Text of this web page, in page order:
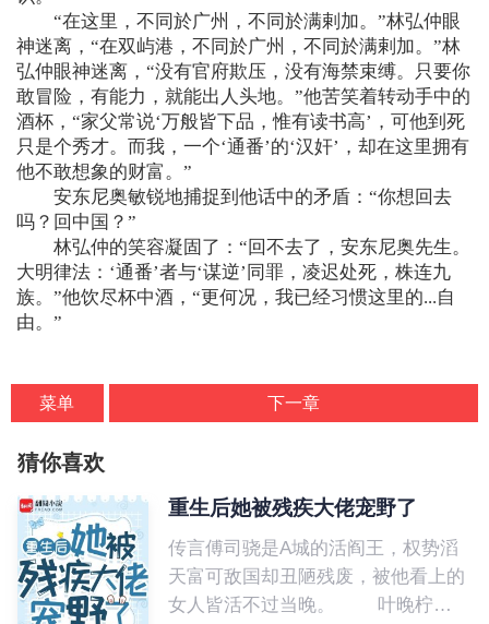
“在这里，不同於广州，不同於满剌加。”林弘仲眼
神迷离，“在双屿港，不同於广州，不同於满剌加。”林
弘仲眼神迷离，“没有官府欺压，没有海禁束缚。只要你
敢冒险，有能力，就能出人头地。”他苦笑着转动手中的
酒杯，“家父常说‘万般皆下品，惟有读书高’，可他到死
只是个秀才。而我，一个‘通番’的‘汉奸’，却在这里拥有
他不敢想象的财富。”
安东尼奥敏锐地捕捉到他话中的矛盾：“你想回去
吗？回中国？”
林弘仲的笑容凝固了：“回不去了，安东尼奥先生。
大明律法：‘通番’者与‘谋逆’同罪，凌迟处死，株连九
族。”他饮尽杯中酒，“更何况，我已经习惯这里的...自
由。”
菜单 下一章
猜你喜欢
重生后她被残疾大佬宠野了
传言傅司骁是A城的活阎王，权势滔
天富可敌国却丑陋残废，被他看上的
女人皆活不过当晚。 叶晚柠一